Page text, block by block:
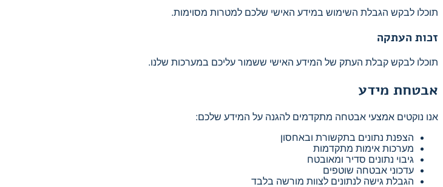
תוכלו לבקש הגבלת השימוש במידע האישי שלכם למטרות מסוימות.
זכות העתקה
תוכלו לבקש קבלת העתק של המידע האישי ששמור עליכם במערכות שלנו.
אבטחת מידע
אנו נוקטים אמצעי אבטחה מתקדמים להגנה על המידע שלכם:
הצפנת נתונים בתקשורת ובאחסון
מערכות אימות מתקדמות
גיבוי נתונים סדיר ומאובטח
עדכוני אבטחה שוטפים
הגבלת גישה לנתונים לצוות מורשה בלבד